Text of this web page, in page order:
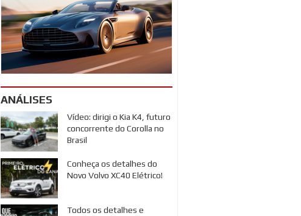
ANÁLISES
Vídeo: dirigi o Kia K4, futuro
concorrente do Corolla no
Brasil
Conheça os detalhes do
Novo Volvo XC40 Elétrico!
Todos os detalhes e